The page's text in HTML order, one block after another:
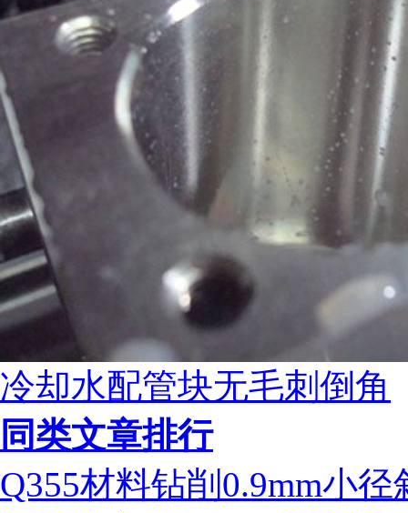
冷却水配管块无毛刺倒角
同类文章排行
Q355材料钻削0.9mm小